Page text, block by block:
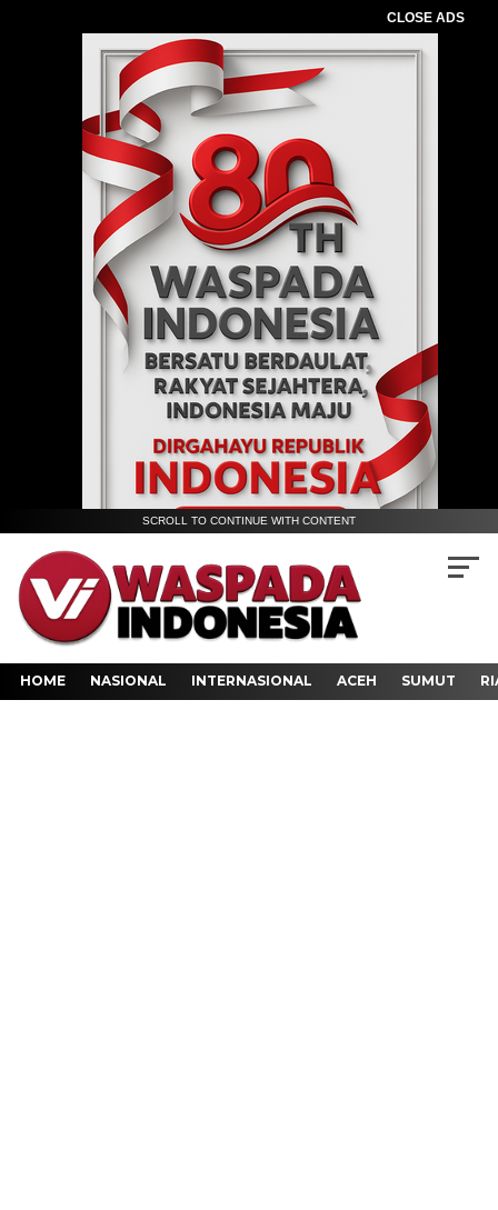
CLOSE ADS
SCROLL TO CONTINUE WITH CONTENT
HOME NASIONAL INTERNASIONAL ACEH SUMUT